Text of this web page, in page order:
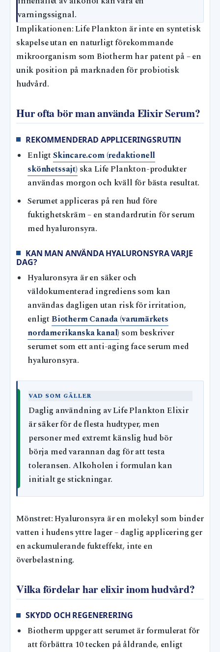
varningssignal.
Implikationen: Life Plankton är inte en syntetisk
skapelse utan en naturligt förekommande
mikroorganism som Biotherm har patent på – en
unik position på marknaden för probiotisk
hudvård.
Hur ofta bör man använda Elixir Serum?
REKOMMENDERAD APPLICERINGSRUTIN
EnligtSkincare.com (redaktionell
skönhetssajt) ska Life Plankton-produkter
användas morgon och kväll för bästa resultat.
Serumet appliceras på ren hud före
fuktighetskräm – en standardrutin för serum
med hyaluronsyra.
KAN MAN ANVÄNDA HYALURONSYRA VARJE
DAG?
Hyaluronsyra är en säker och
väldokumenterad ingrediens som kan
användas dagligen utan risk för irritation,
enligtBiotherm Canada (varumärkets
nordamerikanska kanal) som beskriver
serumet som ett anti-aging face serum med
hyaluronsyra.
VAD SOM GÄLLER
Daglig användning av Life Plankton Elixir
är säker för de flesta hudtyper, men
personer med extremt känslig hud bör
börja med varannan dag för att testa
toleransen. Alkoholen i formulan kan
initialt ge stickningar.
Mönstret: Hyaluronsyra är en molekyl som binder
vatten i hudens yttre lager – daglig applicering ger
en ackumulerande fukteffekt, inte en
överbelastning.
Vilka fördelar har elixir inom hudvård?
SKYDD OCH REGENERERING
Biotherm uppger att serumet är formulerat för
att förbättra 10 tecken på åldrande, enligt